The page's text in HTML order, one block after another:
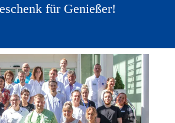
für Genießer!